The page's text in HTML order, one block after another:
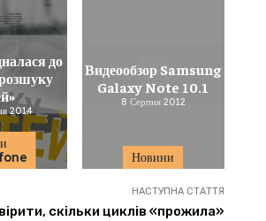
до
2014
Новини
Видеообзор Samsung
Galaxy Note 10.1
8 Серпня 2012
НАСТУПНА СТАТТЯ
скільки циклів «прожила»